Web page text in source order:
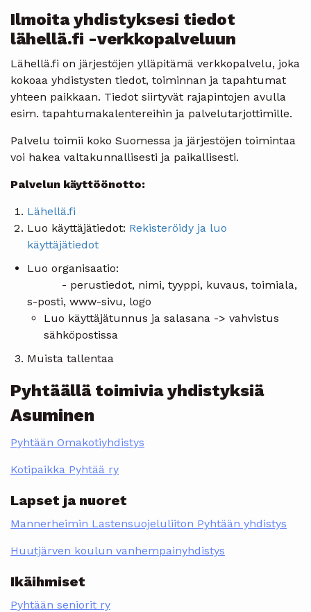
Ilmoita yhdistyksesi tiedot
lähellä.fi -verkkopalveluun
Lähellä.fi on järjestöjen ylläpitämä verkkopalvelu, joka
kokoaa yhdistysten tiedot, toiminnan ja tapahtumat
yhteen paikkaan. Tiedot siirtyvät rajapintojen avulla
esim. tapahtumakalentereihin ja palvelutarjottimille.
Palvelu toimii koko Suomessa ja järjestöjen toimintaa
voi hakea valtakunnallisesti ja paikallisesti.
Palvelun käyttöönotto:
Lähellä.fi
Luo käyttäjätiedot: Rekisteröidy ja luo
käyttäjätiedot
Luo organisaatio:
- perustiedot, nimi, tyyppi, kuvaus, toimiala,
s-posti, www-sivu, logo
Luo käyttäjätunnus ja salasana -> vahvistus
sähköpostissa
Muista tallentaa
Pyhtäällä toimivia yhdistyksiä
Asuminen
Pyhtään Omakotiyhdistys
Kotipaikka Pyhtää ry
Lapset ja nuoret
Mannerheimin Lastensuojeluliiton Pyhtään yhdistys
Huutjärven koulun vanhempainyhdistys
Ikäihmiset
Pyhtään seniorit ry